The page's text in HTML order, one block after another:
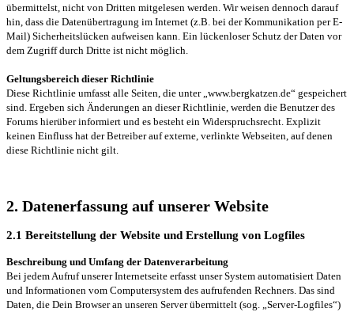
übermittelst, nicht von Dritten mitgelesen werden. Wir weisen dennoch darauf
hin, dass die Datenübertragung im Internet (z.B. bei der Kommunikation per E-
Mail) Sicherheitslücken aufweisen kann. Ein lückenloser Schutz der Daten vor
dem Zugriff durch Dritte ist nicht möglich.
Geltungsbereich dieser Richtlinie
Diese Richtlinie umfasst alle Seiten, die unter „www.bergkatzen.de“ gespeichert
sind. Ergeben sich Änderungen an dieser Richtlinie, werden die Benutzer des
Forums hierüber informiert und es besteht ein Widerspruchsrecht. Explizit
keinen Einfluss hat der Betreiber auf externe, verlinkte Webseiten, auf denen
diese Richtlinie nicht gilt.
2. Datenerfassung auf unserer Website
2.1 Bereitstellung der Website und Erstellung von Logfiles
Beschreibung und Umfang der Datenverarbeitung
Bei jedem Aufruf unserer Internetseite erfasst unser System automatisiert Daten
und Informationen vom Computersystem des aufrufenden Rechners. Das sind
Daten, die Dein Browser an unseren Server übermittelt (sog. „Server-Logfiles“)